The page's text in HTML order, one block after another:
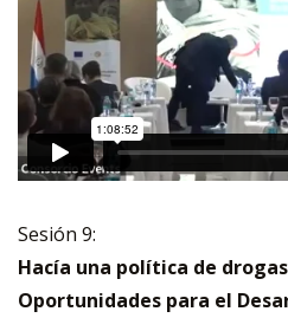
Sesión 9:
Hacía una política de drogas
Oportunidades para el